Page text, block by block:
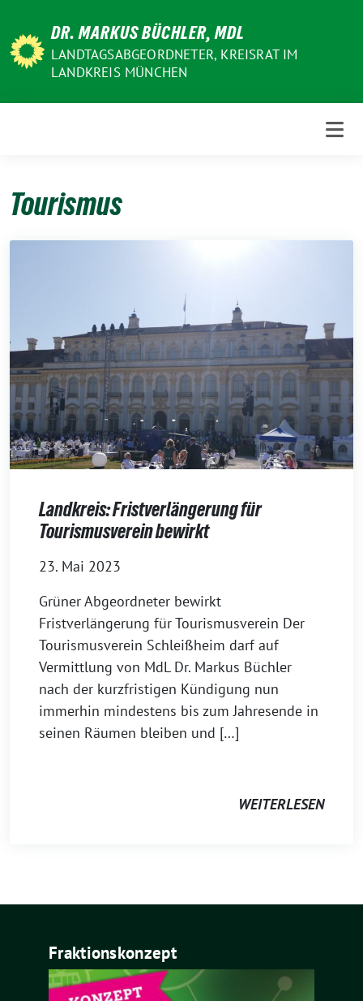
zum
Inhalt
DR. MARKUS BÜCHLER, MDL
LANDTAGSABGEORDNETER, KREISRAT IM
LANDKREIS MÜNCHEN
Tourismus
Landkreis: Fristverlängerung für
Tourismusverein bewirkt
23. Mai 2023
Grüner Abgeordneter bewirkt
Fristverlängerung für Tourismusverein Der
Tourismusverein Schleißheim darf auf
Vermittlung von MdL Dr. Markus Büchler
nach der kurzfristigen Kündigung nun
immerhin mindestens bis zum Jahresende in
seinen Räumen bleiben und […]
WEITERLESEN
Fraktionskonzept